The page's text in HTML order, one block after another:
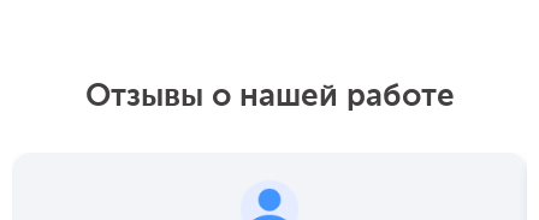
Отзывы о нашей работе